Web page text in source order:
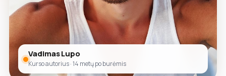
Vadimas Lupo
Kurso autorius · 14 metų po burėmis